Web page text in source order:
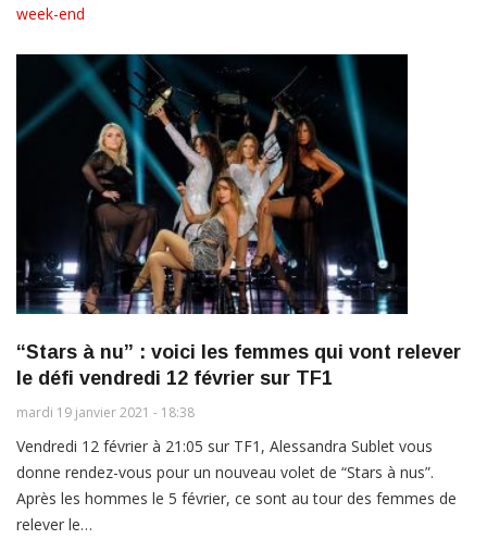
week-end
“Stars à nu” : voici les femmes qui vont relever
le défi vendredi 12 février sur TF1
mardi 19 janvier 2021 - 18:38
Vendredi 12 février à 21:05 sur TF1, Alessandra Sublet vous
donne rendez-vous pour un nouveau volet de “Stars à nus”.
Après les hommes le 5 février, ce sont au tour des femmes de
relever le…